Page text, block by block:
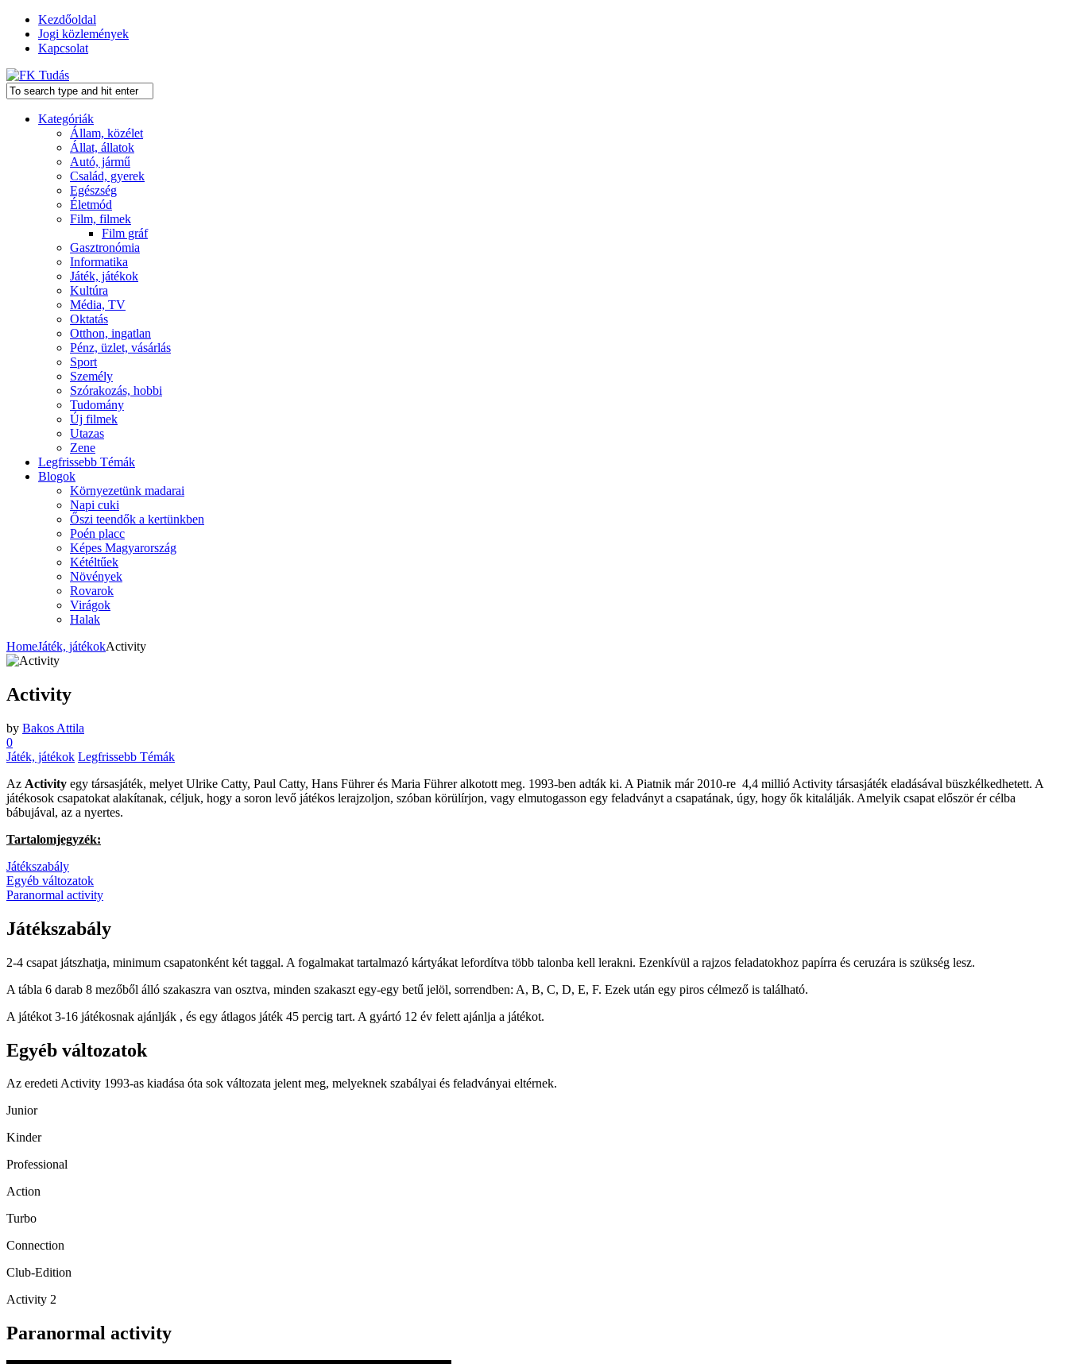
Kezdőoldal
Jogi közlemények
Kapcsolat
Kategóriák
Állam, közélet
Állat, állatok
Autó, jármű
Család, gyerek
Egészség
Életmód
Film, filmek
Film gráf
Gasztronómia
Informatika
Játék, játékok
Kultúra
Média, TV
Oktatás
Otthon, ingatlan
Pénz, üzlet, vásárlás
Sport
Személy
Szórakozás, hobbi
Tudomány
Új filmek
Utazas
Zene
Legfrissebb Témák
Blogok
Környezetünk madarai
Napi cuki
Őszi teendők a kertünkben
Poén placc
Képes Magyarország
Kétéltűek
Növények
Rovarok
Virágok
Halak
HomeJáték, játékokActivity
Activity
by Bakos Attila
0
Játék, játékok Legfrissebb Témák
Az Activity egy társasjáték, melyet Ulrike Catty, Paul Catty, Hans Führer és Maria Führer alkotott meg. 1993-ben adták ki. A Piatnik már 2010-re 4,4 millió Activity társasjáték eladásával büszkélkedhetett. A
játékosok csapatokat alakítanak, céljuk, hogy a soron levő játékos lerajzoljon, szóban körülírjon, vagy elmutogasson egy feladványt a csapatának, úgy, hogy ők kitalálják. Amelyik csapat először ér célba
bábujával, az a nyertes.
Tartalomjegyzék:
Játékszabály
Egyéb változatok
Paranormal activity
Játékszabály
2-4 csapat játszhatja, minimum csapatonként két taggal. A fogalmakat tartalmazó kártyákat lefordítva több talonba kell lerakni. Ezenkívül a rajzos feladatokhoz papírra és ceruzára is szükség lesz.
A tábla 6 darab 8 mezőből álló szakaszra van osztva, minden szakaszt egy-egy betű jelöl, sorrendben: A, B, C, D, E, F. Ezek után egy piros célmező is található.
A játékot 3-16 játékosnak ajánlják , és egy átlagos játék 45 percig tart. A gyártó 12 év felett ajánlja a játékot.
Egyéb változatok
Az eredeti Activity 1993-as kiadása óta sok változata jelent meg, melyeknek szabályai és feladványai eltérnek.
Junior
Kinder
Professional
Action
Turbo
Connection
Club-Edition
Activity 2
Paranormal activity